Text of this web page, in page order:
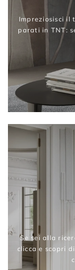
Impreziosisci il
parati in TNT:
Se sei alla
clicca e scopri